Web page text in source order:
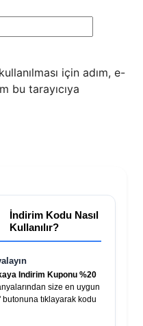
için adım, e-
bu tarayıcıya
İndirim Kodu Nasıl
Kullanılır?
Indirim Kuponu %20
size en uygun
butonuna tıklayarak kodu